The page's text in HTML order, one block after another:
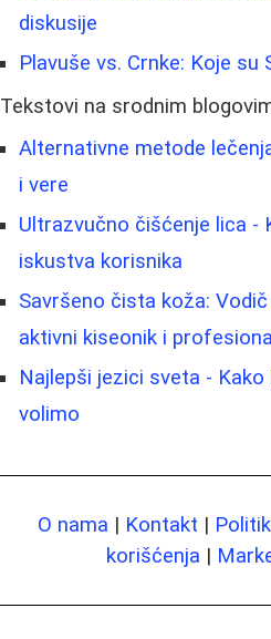
diskusije
Plavuše vs. Crnke: Koje su
Tekstovi na srodnim
Alternativne metode
i vere
Ultrazvučno čišćenje lica -
iskustva korisnika
Savršeno čista koža:
aktivni kiseonik i
Najlepši jezici sveta -
volimo
O nama | Kontakt |
korišćenja |